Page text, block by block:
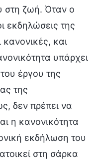
στη ζωή. Όταν ο
εκδηλώσεις της
κανονικές, και
υπάρχει
έργου της
της
δεν πρέπει να
η κανονικότητα
εκδήλωση του
στη σάρκα